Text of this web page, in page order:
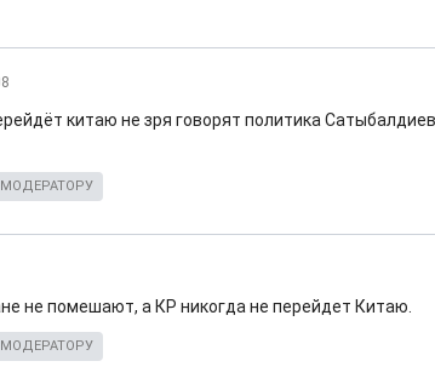
китаю не зря говорят политика
не помешают, а КР никогда не перейдет Китаю.